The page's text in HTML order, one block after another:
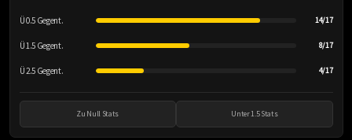
Ü 0.5 Gegent. 14/17
Ü 1.5 Gegent. 8/17
Ü 2.5 Gegent. 4/17
Zu Null Stats Unter 1.5 Stats